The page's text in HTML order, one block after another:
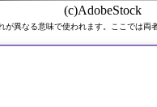
(c)AdobeStock
異なる意味で使われます。ここでは両